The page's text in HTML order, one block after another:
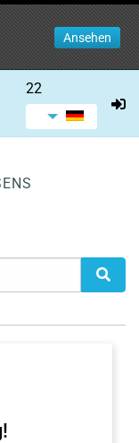
Ansehen
22